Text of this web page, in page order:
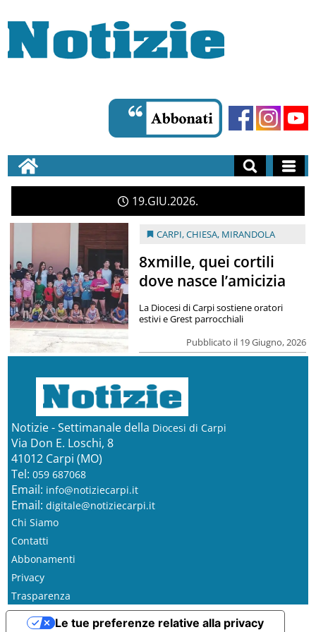
19 GIU 2026
CARPI,CHIESA, MIRANDOLA
8xmille, quei cortili
dove nasce l’amicizia
Pubblicato il 19 Giugno, 2026
La Diocesi di Carpi sostiene oratori
estivi e Grest parrocchiali
Notizie - Settimanale della Diocesi di Carpi
Via Don E. Loschi, 8
41012 Carpi (MO)
Tel: 059 687068
Email: info@notiziecarpi.it
Email: digitale@notiziecarpi.it
Chi Siamo
Contatti
Abbonamenti
Privacy
Trasparenza
Le tue preferenze relative alla privacy